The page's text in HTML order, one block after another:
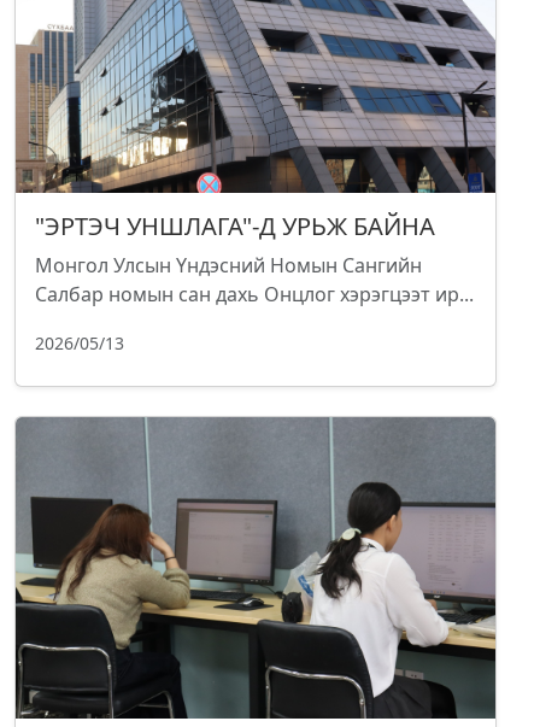
"ЭРТЭЧ УНШЛАГА"-Д УРЬЖ БАЙНА
Монгол Улсын Үндэсний Номын Сангийн
Салбар номын сан дахь Онцлог хэрэгцээт ир...
2026/05/13